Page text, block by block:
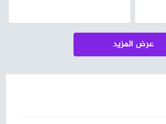
عرض المزيد